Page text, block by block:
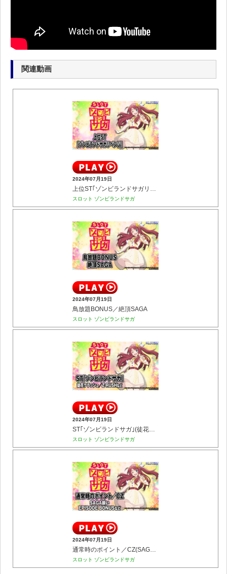
関連動画
2024年07月19日
上位ST｢ゾンビランドサガリベンジ｣
スロット ゾンビランドサガ
2024年07月19日
鳥放題BONUS／絶頂SAGA
スロット ゾンビランドサガ
2024年07月19日
ST｢ゾンビランドサガ｣(徒花クラッシュ／Z-RUSHなど)
スロット ゾンビランドサガ
2024年07月19日
通常時のポイント／CZ(SAGA揃い／EPISODE BONUSなど)
スロット ゾンビランドサガ